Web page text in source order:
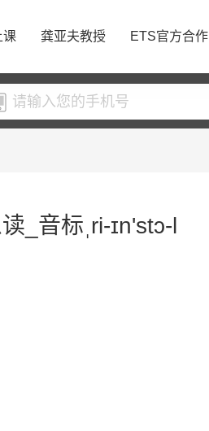
课 龚亚夫教授 ETS官方合作
_音标ˌri-ɪn'stɔ-l